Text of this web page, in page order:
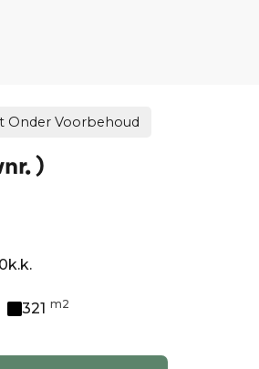
Onder Voorbehoud
)
k.k.
321 m2